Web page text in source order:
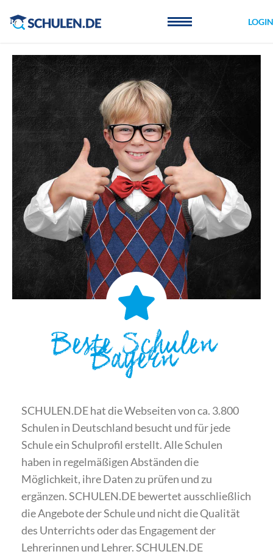
LOGIN
Beste Schulen
Bayern
SCHULEN.DE hat die Webseiten von ca. 3.800
Schulen in Deutschland besucht und für jede
Schule ein Schulprofil erstellt. Alle Schulen
haben in regelmäßigen Abständen die
Möglichkeit, ihre Daten zu prüfen und zu
ergänzen. SCHULEN.DE bewertet ausschließlich
die Angebote der Schule und nicht die Qualität
des Unterrichts oder das Engagement der
Lehrerinnen und Lehrer. SCHULEN.DE